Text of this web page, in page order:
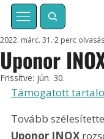
Uponor
2022. márc. 31. 2 perc olvasás
Frissítve: jún. 30.
Támogatott
Tovább
Uponor INOX